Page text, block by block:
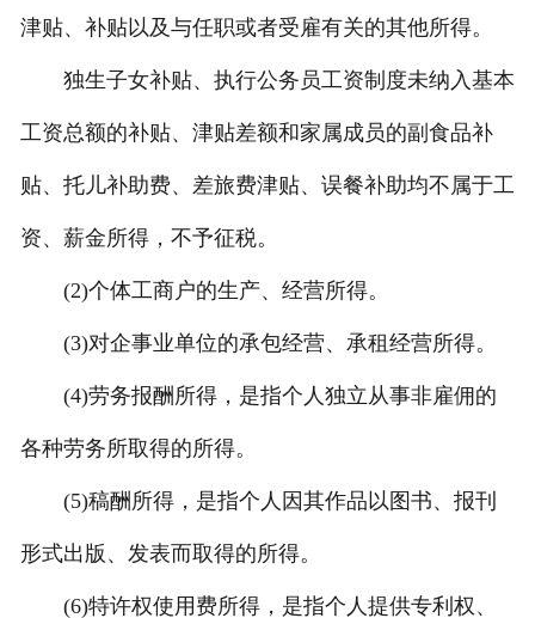
津贴、补贴以及与任职或者受雇有关的其他所得。
独生子女补贴、执行公务员工资制度未纳入基本
工资总额的补贴、津贴差额和家属成员的副食品补
贴、托儿补助费、差旅费津贴、误餐补助均不属于工
资、薪金所得，不予征税。
(2)个体工商户的生产、经营所得。
(3)对企事业单位的承包经营、承租经营所得。
(4)劳务报酬所得，是指个人独立从事非雇佣的
各种劳务所取得的所得。
(5)稿酬所得，是指个人因其作品以图书、报刊
形式出版、发表而取得的所得。
(6)特许权使用费所得，是指个人提供专利权、